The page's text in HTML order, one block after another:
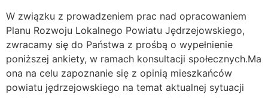
W związku z prowadzeniem prac nad opracowaniem
Planu Rozwoju Lokalnego Powiatu Jędrzejowskiego,
zwracamy się do Państwa z prośbą o wypełnienie
poniższej ankiety, w ramach konsultacji społecznych.Ma
ona na celu zapoznanie się z opinią mieszkańców
powiatu jędrzejowskiego na temat aktualnej sytuacji